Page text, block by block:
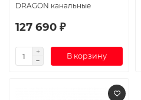
DRAGON канальные
127 690 ₽
В корзину